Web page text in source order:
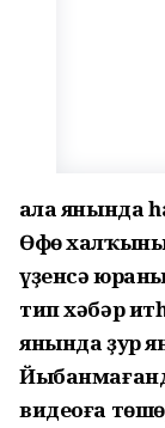
Ҡала янында
Өфө
үҙенсә
тип хәбәр
янында ҙур
видеоға